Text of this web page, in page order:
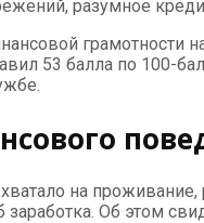
разумное
грамотности
53 балла по 100-
на
заработка. Об этом